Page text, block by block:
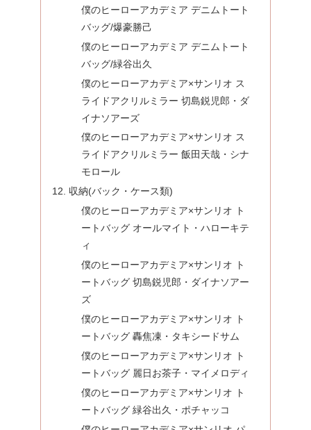
僕のヒーローアカデミア デニムトート
バッグ/爆豪勝己
僕のヒーローアカデミア デニムトート
バッグ/緑谷出久
僕のヒーローアカデミア×サンリオ ス
ライドアクリルミラー 切島鋭児郎・ダ
イナソアーズ
僕のヒーローアカデミア×サンリオ ス
ライドアクリルミラー 飯田天哉・シナ
モロール
収納(バック・ケース類)
僕のヒーローアカデミア×サンリオ ト
ートバッグ オールマイト・ハローキテ
ィ
僕のヒーローアカデミア×サンリオ ト
ートバッグ 切島鋭児郎・ダイナソアー
ズ
僕のヒーローアカデミア×サンリオ ト
ートバッグ 轟焦凍・タキシードサム
僕のヒーローアカデミア×サンリオ ト
ートバッグ 麗日お茶子・マイメロディ
僕のヒーローアカデミア×サンリオ ト
ートバッグ 緑谷出久・ポチャッコ